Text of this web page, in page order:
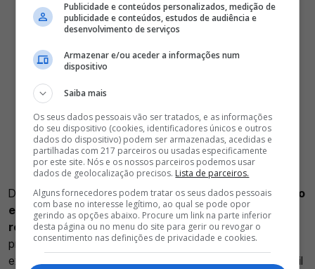
De acordo com vários meios de comunicação franceses, o
emblema da Ligue 1 tem o jovem ide 17 anos bem
referenciado. O diretor desportivo Grégory Lorenzi
pretende apostar numa combinação entre jogadores
experientes e jovens talentos com elevado potencial, perfil
Publicidade e conteúdos personalizados, medição de
publicidade e conteúdos, estudos de audiência e
desenvolvimento de serviços
Armazenar e/ou aceder a informações num
dispositivo
Saiba mais
Os seus dados pessoais vão ser tratados, e as informações
do seu dispositivo (cookies, identificadores únicos e outros
dados do dispositivo) podem ser armazenadas, acedidas e
partilhadas com 217 parceiros ou usadas especificamente
por este site. Nós e os nossos parceiros podemos usar
dados de geolocalização precisos. Lista de parceiros.
Alguns fornecedores podem tratar os seus dados pessoais
com base no interesse legítimo, ao qual se pode opor
gerindo as opções abaixo. Procure um link na parte inferior
desta página ou no menu do site para gerir ou revogar o
consentimento nas definições de privacidade e cookies.